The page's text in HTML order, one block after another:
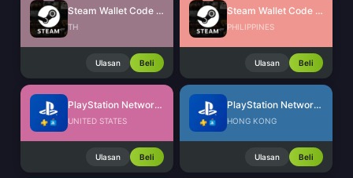
Steam Wallet Code (THB)
TH
Ulasan Beli
Steam Wallet Code (PHP)
PHILIPPINES
Ulasan Beli
PlayStation Network Card (US)
UNITED STATES
Ulasan Beli
PlayStation Network Card (HK)
HONG KONG
Ulasan Beli